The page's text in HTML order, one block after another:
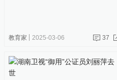
教育家 2025-03-06 37